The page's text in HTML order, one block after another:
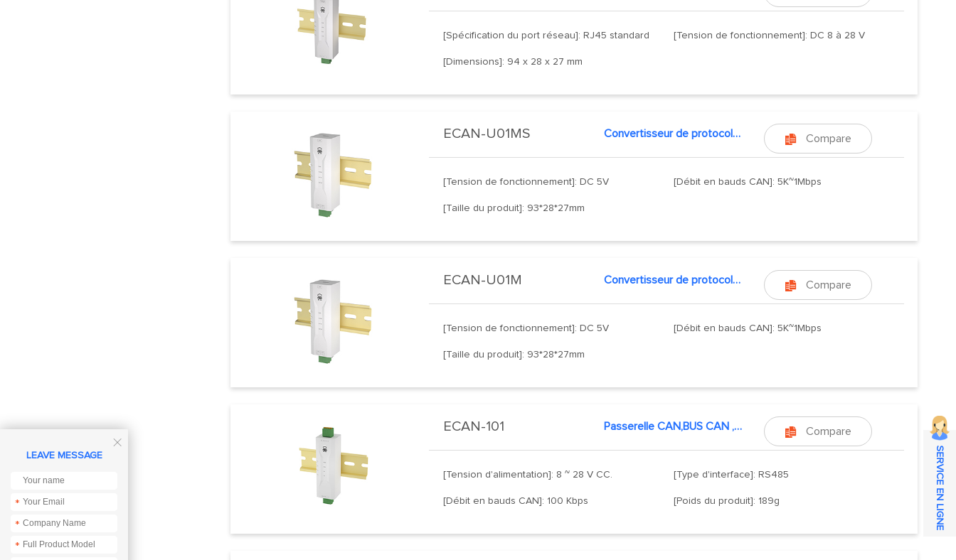
[Spécification du port réseau]: RJ45 standard [Tension de fonctionnement]: DC 8 à 28 V
[Dimensions]: 94 x 28 x 27 mm
 Compare
ECAN-U01MS Convertisseur de protocole CAN vers USB
[Tension de fonctionnement]: DC 5V [Débit en bauds CAN]: 5K~1Mbps
[Taille du produit]: 93*28*27mm
 Compare
ECAN-U01M Convertisseur de protocole CAN vers USB
[Tension de fonctionnement]: DC 5V [Débit en bauds CAN]: 5K~1Mbps
[Taille du produit]: 93*28*27mm
 Compare
ECAN-101 Passerelle CAN,BUS CAN ,RS485,RS232
[Tension d'alimentation]: 8 ~ 28 V CC. [Type d'interface]: RS485
[Débit en bauds CAN]: 100 Kbps [Poids du produit]: 189g

LEAVE MESSAGE
*
*
*
SERVICE EN LIGNE